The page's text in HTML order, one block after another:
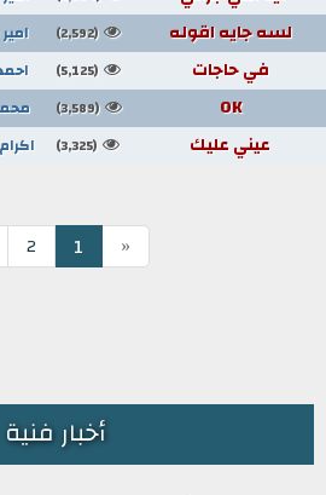
لسه جايه اقوله (2,592)
في حاجات (5,125)
OK
(3,589)
عيني عليك (3,325)
«
1
2
أخبار فنية